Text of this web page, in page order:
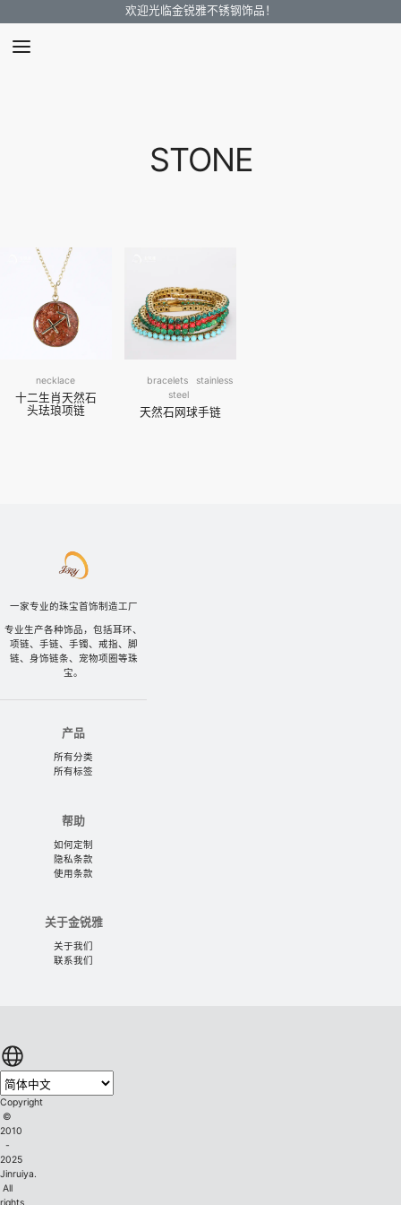
欢迎光临金锐雅不锈钢饰品！
STONE
necklace
十二生肖天然石
头珐琅项链
bracelets
stainless
steel
天然石网球手链
一家专业的珠宝首饰制造工厂
专业生产各种饰品，包括耳环、
项链、手链、手镯、戒指、脚
链、身饰链条、宠物项圈等珠
宝。
产品
所有分类
所有标签
帮助
如何定制
隐私条款
使用条款
关于金锐雅
关于我们
联系我们
Copyright
©
2010
-
2025
Jinruiya.
All